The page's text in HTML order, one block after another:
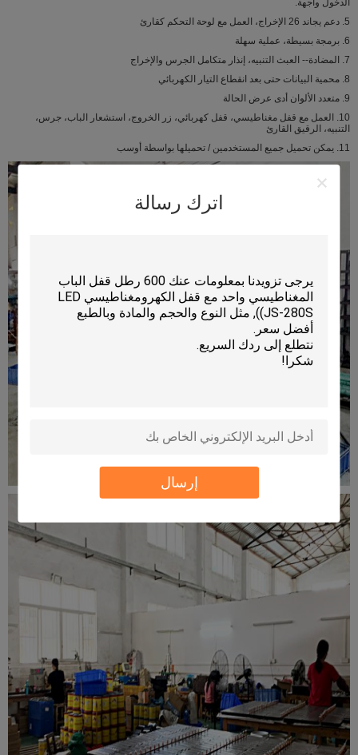
اترك رسالة
إرسال
الدخول واجهة.
5. دعم يجاند 26 الإخراج، العمل مع لوحة التحكم كقارئ
6. برمجة بسيطة، عملية سهلة
7. المضادة-- العبث التنبيه، إنذار متكامل الجرس والإخراج
8. محمية البيانات حتى بعد انقطاع التيار الكهربائي
9. متعدد الألوان أدى عرض الحالة
10. العمل مع قفل مغناطيسي، قفل كهربائي، زر الخروج، استشعار الباب، جرس،
التنبيه، الرقيق القارئ
11. يمكن تحميل جميع المستخدمين / تحميلها بواسطة أوسب